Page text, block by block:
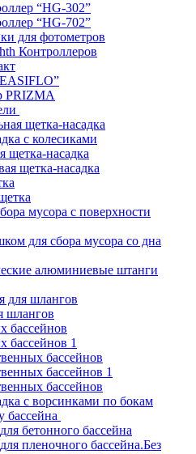
“HG-302”
“HG-702”
для фотометров
Контроллеров
PRIZMA
щетка-насадка
с колесиками
щетка-насадка
щетка-насадка
мусора с поверхности
для сбора мусора со дна
алюминиевые штанги
для шлангов
шлангов
бассейнов
бассейнов 1
бассейнов
бассейнов 1
бассейнов
с ворсинками по бокам
бассейна
бетонного бассейна
пленочного бассейна.Без